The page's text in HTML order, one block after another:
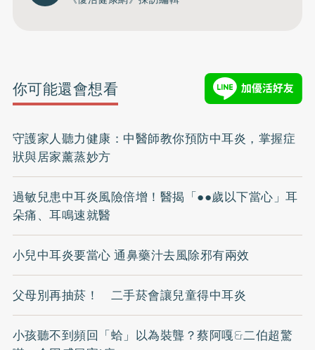
你可能還會想看
守護家人聽力健康：中醫師教你預防中耳炎，掌握症
狀與居家薰蒸妙方
過敏兒患中耳炎風險倍增！醫揭「●●歲以下當心」耳
朵痛、耳鳴速就醫
小兒中耳炎要當心 通鼻藥汁去風除邪有兩效
父母別再抽菸！ 二手菸會讓兒童得中耳炎
小孩聽不到頻回「蛤」以為裝聾？蔡阿嘎&二伯超驚